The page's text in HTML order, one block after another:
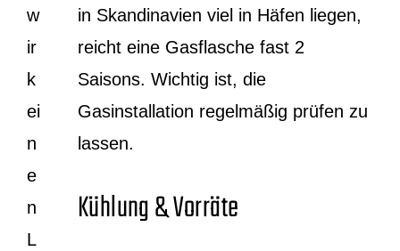
w
ir
k
ei
n
e
n
L
in Skandinavien viel in Häfen liegen,
reicht eine Gasflasche fast 2
Saisons. Wichtig ist, die
Gasinstallation regelmäßig prüfen zu
lassen.
Kühlung & Vorräte